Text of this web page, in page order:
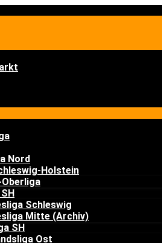
Nord
Holstein
Oberliga
Schleswig
Mitte (Archiv)
SH
Ost